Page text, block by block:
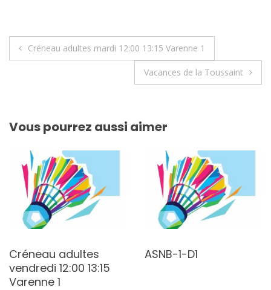
Navigation
Créneau adultes mardi 12:00 13:15 Varenne 1
Vacances de la Toussaint
Vous pourrez aussi aimer
Créneau adultes
vendredi 12:00 13:15
Varenne 1
ASNB-1-D1